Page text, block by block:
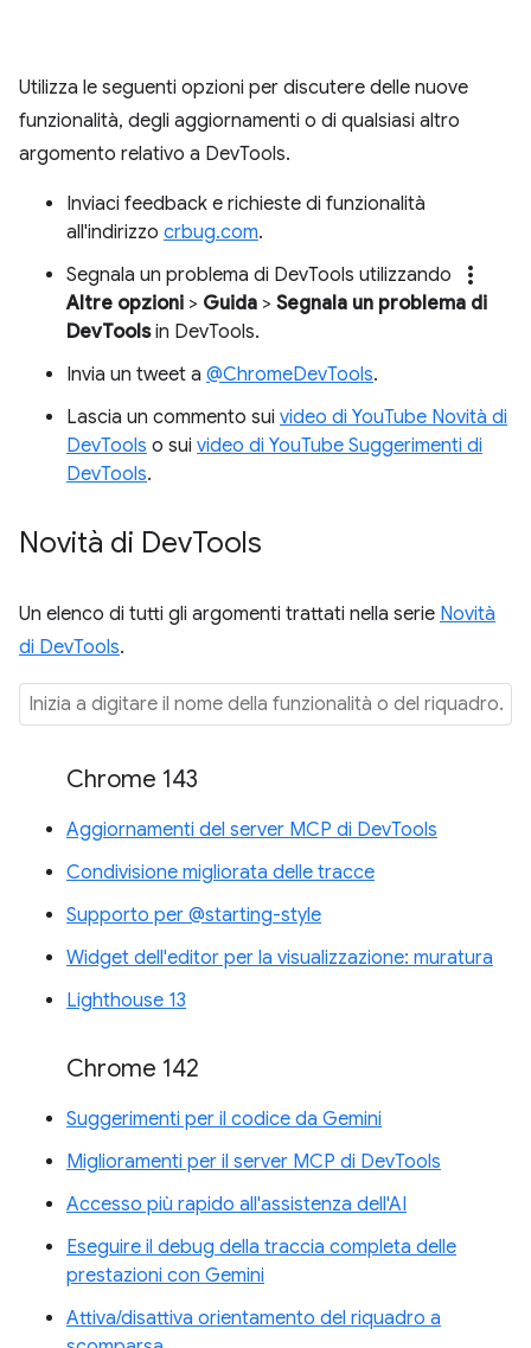
Utilizza le seguenti opzioni per discutere delle nuove
funzionalità, degli aggiornamenti o di qualsiasi altro
argomento relativo a DevTools.
Inviaci feedback e richieste di funzionalità
all'indirizzo crbug.com.
Segnala un problema di DevTools utilizzando
more_vert
Altre opzioni > Guida > Segnala un problema di
DevToolsin DevTools.
Invia un tweet a @ChromeDevTools.
Lascia un commento sui video di YouTube Novità di
DevTools o sui video di YouTube Suggerimenti di
DevTools.
Novità di DevTools
Un elenco di tutti gli argomenti trattati nella serie Novità
di DevTools.
Chrome 143
Aggiornamenti del server MCP di DevTools
Condivisione migliorata delle tracce
Supporto per @starting-style
Widget dell'editor per la visualizzazione: muratura
Lighthouse 13
Chrome 142
Suggerimenti per il codice da Gemini
Miglioramenti per il server MCP di DevTools
Accesso più rapido all'assistenza dell'AI
Eseguire il debug della traccia completa delle
prestazioni con Gemini
Attiva/disattiva orientamento del riquadro a